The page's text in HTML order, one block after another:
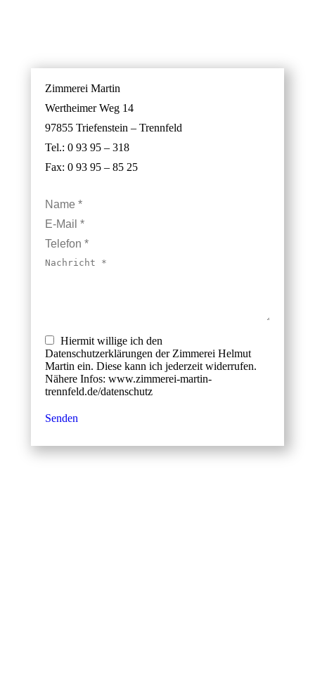
Zimmerei Martin
Wertheimer Weg 14
97855 Triefenstein – Trennfeld
Tel.: 0 93 95 – 318
Fax: 0 93 95 – 85 25
Name *
E-Mail *
Telefon *
Nachricht *
Hiermit willige ich den
Datenschutzerklärungen der Zimmerei Helmut
Martin ein. Diese kann ich jederzeit widerrufen.
Nähere Infos: www.zimmerei-martin-
trennfeld.de/datenschutz
Senden